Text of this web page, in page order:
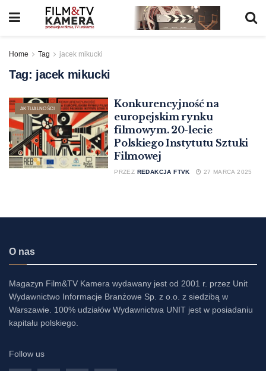
Home Tag jacek mikucki
Tag: jacek mikucki
AKTUALNOŚCI
Konkurencyjność na
europejskim rynku
filmowym. 20-lecie
Polskiego Instytutu Sztuki
Filmowej
PRZEZ REDAKCJA FTVK 27 MARCA 2025
O nas
Magazyn Film&TV Kamera wydawany jest od 2001 r. przez Unit
Wydawnictwo Informacje Branżowe Sp. z o.o. z siedzibą w
Warszawie. 100% udziałów Wydawnictwa UNIT jest w posiadaniu
kapitału polskiego.
Follow us